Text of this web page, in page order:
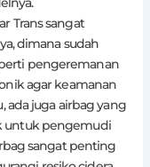
Trans sangat
dimana sudah
pengeremanan
agar keamanan
ada juga airbag yang
untuk pengemudi
sangat penting